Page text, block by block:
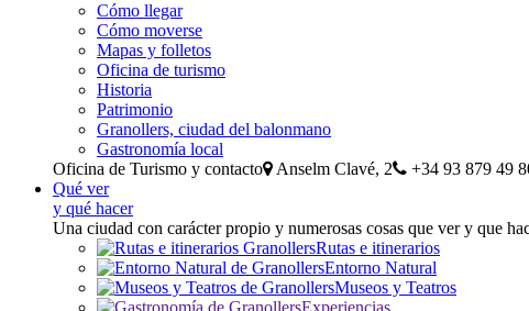
Cómo llegar
Cómo moverse
Mapas y folletos
Oficina de turismo
Historia
Patrimonio
Granollers, ciudad del balonmano
Gastronomía local
Oficina de Turismo y contacto
Anselm Clavé, 2 +34 93 879 49
Qué ver
y qué hacer
Una ciudad con carácter propio y numerosas cosas que ver y que
Rutas e itinerarios
Entorno Natural
Museos y Teatros